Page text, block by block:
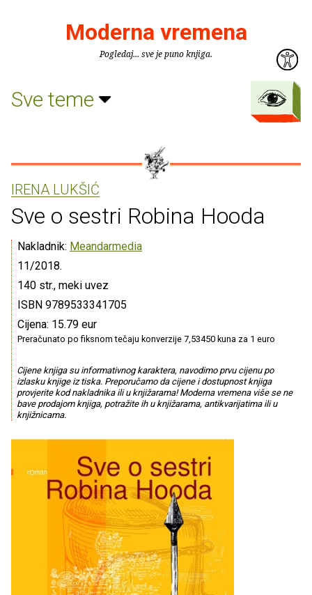
Moderna vremena
Pogledaj... sve je puno knjiga.
Sve teme
IRENA LUKŠIĆ
Sve o sestri Robina Hooda
Nakladnik: Meandarmedia
11/2018.
140 str., meki uvez
ISBN 9789533341705
Cijena: 15.79 eur
Preračunato po fiksnom tečaju konverzije 7,53450 kuna za 1 euro
Cijene knjiga su informativnog karaktera, navodimo prvu cijenu po
izlasku knjige iz tiska. Preporučamo da cijene i dostupnost knjiga
provjerite kod nakladnika ili u knjižarama! Moderna vremena više se ne
bave prodajom knjiga, potražite ih u knjižarama, antikvarijatima ili u
knjižnicama.